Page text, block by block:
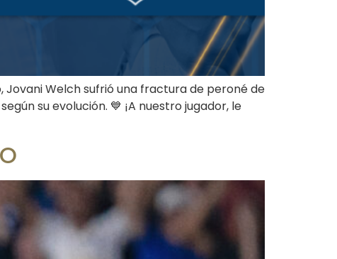
Jovani Welch sufrió una fractura de peroné de
su evolución. 💙 ¡A nuestro jugador, le